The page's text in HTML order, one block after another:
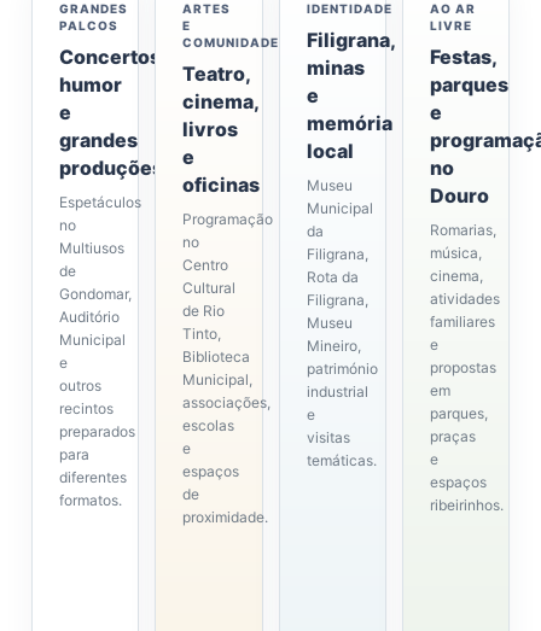
GRANDES
PALCOS
Concertos,
humor
e
grandes
produções
Espetáculos
no
Multiusos
de
Gondomar,
Auditório
Municipal
e
outros
recintos
preparados
para
diferentes
formatos.
ARTES
E
COMUNIDADE
Teatro,
cinema,
livros
e
oficinas
Programação
no
Centro
Cultural
de Rio
Tinto,
Biblioteca
Municipal,
associações,
escolas
e
espaços
de
proximidade.
IDENTIDADE
Filigrana,
minas
e
memória
local
Museu
Municipal
da
Filigrana,
Rota da
Filigrana,
Museu
Mineiro,
património
industrial
e
visitas
temáticas.
AO AR
LIVRE
Festas,
parques
e
no
Douro
Romarias,
música,
cinema,
atividades
familiares
e
propostas
em
parques,
praças
e
espaços
ribeirinhos.